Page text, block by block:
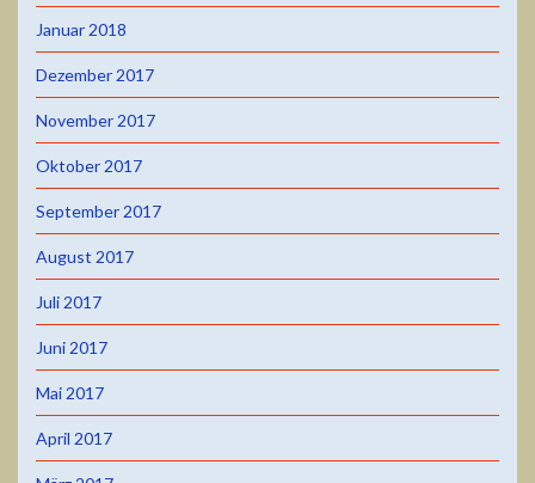
Januar 2018
Dezember 2017
November 2017
Oktober 2017
September 2017
August 2017
Juli 2017
Juni 2017
Mai 2017
April 2017